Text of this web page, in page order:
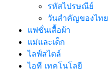
รหัสไปรษณีย์
วันสำคัญของไทย
แฟชั่นเสื้อผ้า
แม่และเด็ก
ไลฟ์สไตล์
ไอที เทคโนโลยี